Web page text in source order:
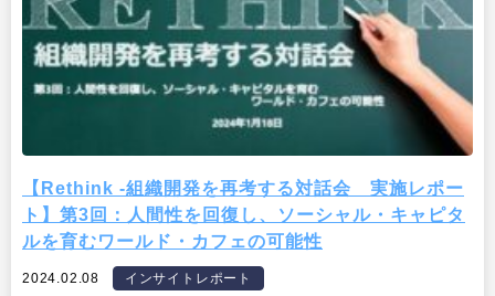
【Rethink -組織開発を再考する対話会 実施レポー
ト】第3回：人間性を回復し、ソーシャル・キャピタ
ルを育むワールド・カフェの可能性
2024.02.08 インサイトレポート